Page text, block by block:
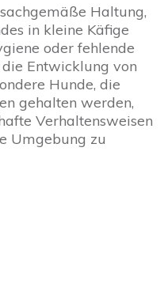
Haltung,
in kleine Käfige
oder fehlende
Entwicklung von
Hunde, die
gehalten werden,
Verhaltensweisen
Umgebung zu